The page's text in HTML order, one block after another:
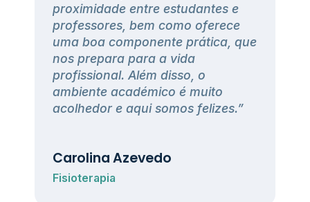
proximidade entre estudantes e
professores, bem como oferece
uma boa componente prática, que
nos prepara para a vida
profissional. Além disso, o
ambiente académico é muito
acolhedor e aqui somos felizes.”
Carolina Azevedo
Fisioterapia